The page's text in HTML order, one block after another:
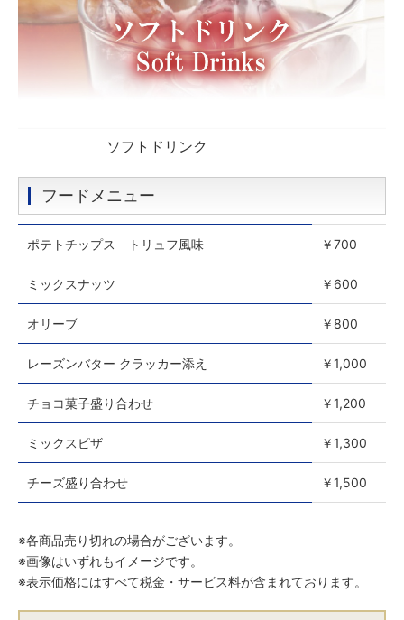
ソフトドリンク
フードメニュー
ポテトチップス トリュフ風味 ￥700
ミックスナッツ ￥600
オリーブ ￥800
レーズンバター クラッカー添え ￥1,000
チョコ菓子盛り合わせ ￥1,200
ミックスピザ ￥1,300
チーズ盛り合わせ ￥1,500
※各商品売り切れの場合がございます。
※画像はいずれもイメージです。
※表示価格にはすべて税金・サービス料が含まれております。